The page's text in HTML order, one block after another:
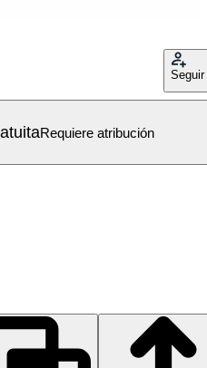
Seguir
Requiere atribución